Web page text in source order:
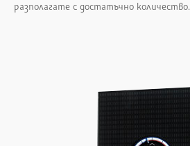
разполагате с достатъчно количество.